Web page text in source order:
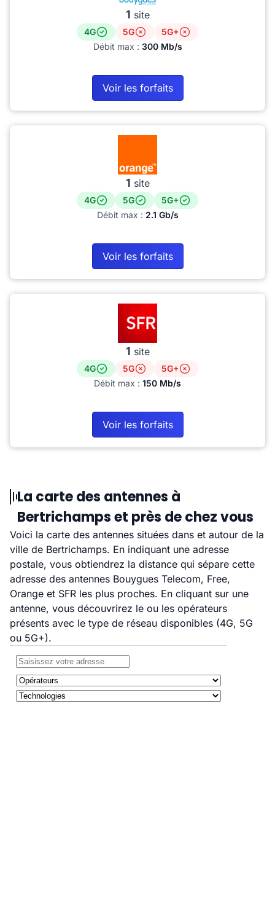
1 site
4G 5G
5G+
Débit max : 300 Mb/s
Voir les forfaits
1 site
4G 5G
5G+
Débit max : 2.1 Gb/s
Voir les forfaits
1 site
4G 5G
5G+
Débit max : 150 Mb/s
Voir les forfaits
La carte des antennes à
Bertrichamps et près de chez vous
Voici la carte des antennes situées dans et autour de la
ville de Bertrichamps. En indiquant une adresse
postale, vous obtiendrez la distance qui sépare cette
adresse des antennes Bouygues Telecom, Free,
Orange et SFR les plus proches. En cliquant sur une
antenne, vous découvrirez le ou les opérateurs
présents avec le type de réseau disponibles (4G, 5G
ou 5G+).